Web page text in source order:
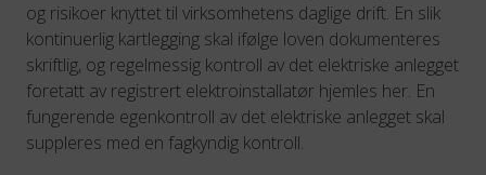
og risikoer knyttet til virksomhetens daglige drift. En slik
kontinuerlig kartlegging skal ifølge loven dokumenteres
skriftlig, og regelmessig kontroll av det elektriske anlegget
foretatt av registrert elektroinstallatør hjemles her. En
fungerende egenkontroll av det elektriske anlegget skal
suppleres med en fagkyndig kontroll.